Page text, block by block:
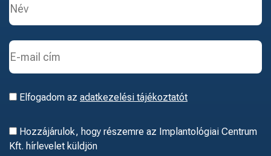
Elfogadom az adatkezelési tájékoztatót
Hozzájárulok, hogy részemre az Implantológiai Centrum
Kft. hírlevelet küldjön